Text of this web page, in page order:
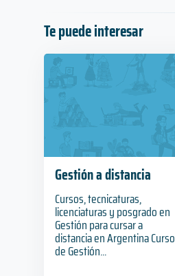
Te puede interesar
Gestión a distancia
Cursos, tecnicaturas,
licenciaturas y posgrado en
Gestión para cursar a
distancia en Argentina Curso
de Gestión...